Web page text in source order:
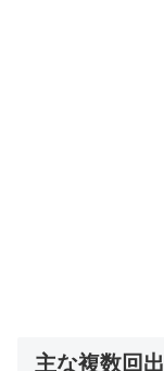
主な複数回